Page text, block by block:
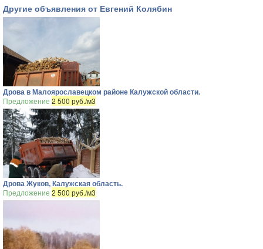
Другие объявления от Евгений Колябин
Дрова в Малоярославецком районе Калужской области.
Предложение 2 500 руб./м3
Дрова Жуков, Калужская область.
Предложение 2 500 руб./м3